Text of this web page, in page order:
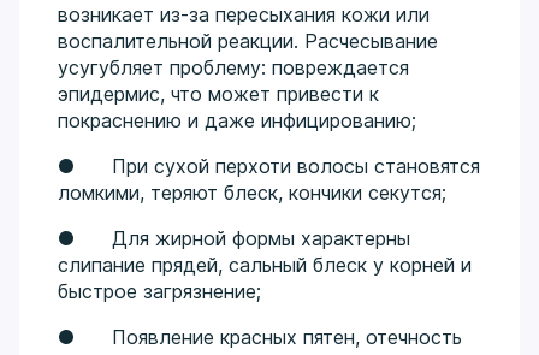
возникает из-за пересыхания кожи или
воспалительной реакции. Расчесывание
усугубляет проблему: повреждается
эпидермис, что может привести к
покраснению и даже инфицированию;
● При сухой перхоти волосы становятся
ломкими, теряют блеск, кончики секутся;
● Для жирной формы характерны
слипание прядей, сальный блеск у корней и
быстрое загрязнение;
● Появление красных пятен, отечность